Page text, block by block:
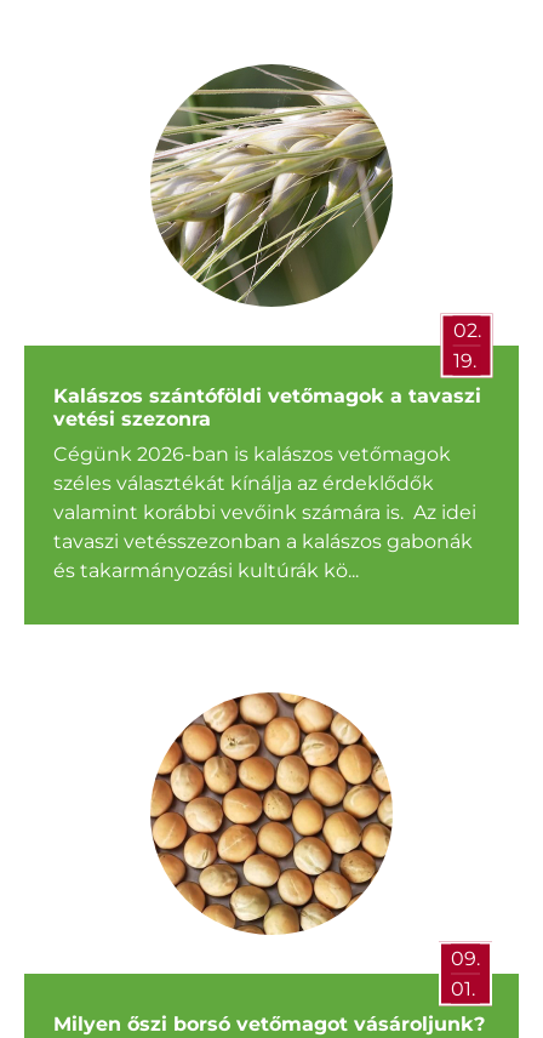
02.
19.
Kalászos szántóföldi vetőmagok a tavaszi
vetési szezonra
Cégünk 2026-ban is kalászos vetőmagok
széles választékát kínálja az érdeklődők
valamint korábbi vevőink számára is. Az idei
tavaszi vetésszezonban a kalászos gabonák
és takarmányozási kultúrák kö...
09.
01.
Milyen őszi borsó vetőmagot vásároljunk?